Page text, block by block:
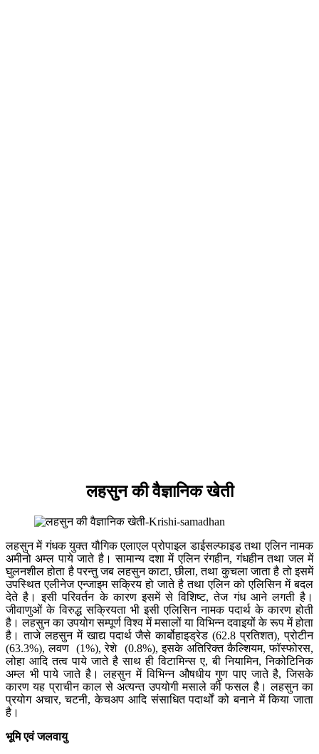
लहसुन की वैज्ञानिक खेती
लहसुन में गंधक युक्त यौगिक एलाएल प्रोपाइल डाईसल्फाइड तथा एलिन नामक
अमीनो अम्ल पाये जाते है। सामान्य दशा में एलिन रंगहीन, गंधहीन तथा जल में
घुलनशील होता है परन्तु जब लहसुन काटा, छीला, तथा कुचला जाता है तो इसमें
उपस्थित एलीनेज एन्जाइम सक्रिय हो जाते है तथा एलिन को एलिसिन में बदल
देते है। इसी परिवर्तन के कारण इसमें से विशिष्ट, तेज गंध आने लगती है।
जीवाणुओं के विरुद्ध सक्रियता भी इसी एलिसिन नामक पदार्थ के कारण होती
है। लहसुन का उपयोग सम्पूर्ण विश्व में मसालों या विभिन्न दवाइयों के रूप में होता
है। ताजे लहसुन में खाद्य पदार्थ जैसे कार्बोहाइड्रेड (62.8 प्रतिशत), प्रोटीन
(63.3%), लवण (1%), रेशे (0.8%), इसके अतिरिक्त कैल्शियम, फॉस्फोरस,
लोहा आदि तत्व पाये जाते है साथ ही विटामिन्स ए, बी नियामिन, निकोटिनिक
अम्ल भी पाये जाते है। लहसुन में विभिन्न औषधीय गुण पाए जाते है, जिसके
कारण यह प्राचीन काल से अत्यन्त उपयोगी मसाले की फसल है। लहसुन का
प्रयोग अचार, चटनी, केचअप आदि संसाधित पदार्थों को बनाने में किया जाता
है।
भूमि एवं जलवायु